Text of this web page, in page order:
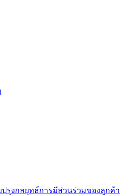
รุงกลยุทธ์การมีส่วนร่วมของลูกค้า